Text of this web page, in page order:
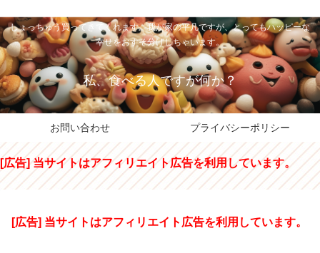
しょっちゅう買ってきてくれます。我が家の平凡ですが、とってもハッピーな
幸せをおすそ分けしちゃいます。
私、食べる人ですが何か？
お問い合わせ プライバシーポリシー
[広告] 当サイトはアフィリエイト広告を利用しています。
[広告] 当サイトはアフィリエイト広告を利用しています。